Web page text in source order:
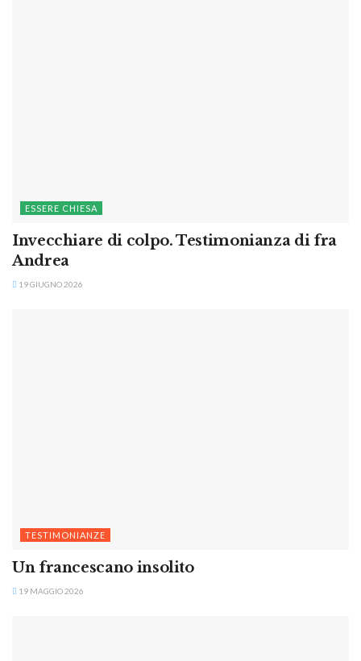
ESSERE CHIESA
Invecchiare di colpo. Testimonianza di fra
Andrea
19 GIUGNO 2026
TESTIMONIANZE
Un francescano insolito
19 MAGGIO 2026